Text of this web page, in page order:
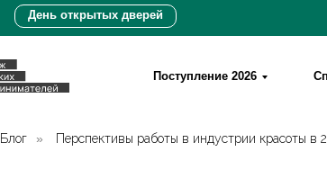
Поступление 2026
День открытых дверей
Блог » Перспективы работы в индустрии красоты в